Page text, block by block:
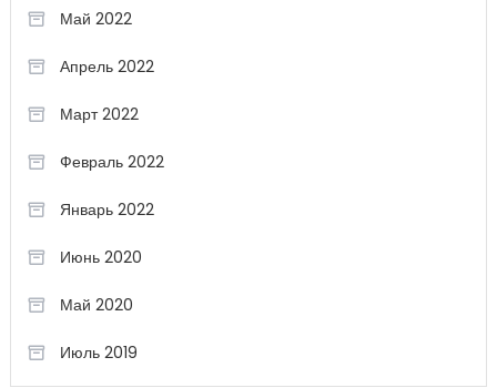
Май 2022
Апрель 2022
Март 2022
Февраль 2022
Январь 2022
Июнь 2020
Май 2020
Июль 2019